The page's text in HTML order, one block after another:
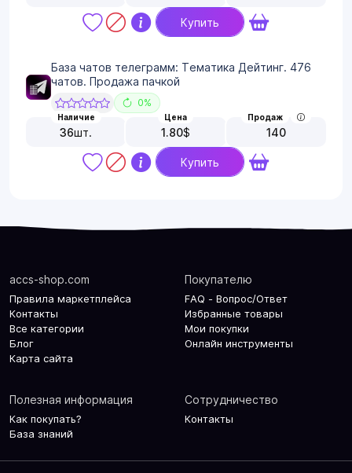
Купить
База чатов телеграмм: Тематика Дейтинг. 476
чатов. Продажа пачкой
0%
Наличие
36шт.
Цена
1.80$
Продаж
140
Купить
accs-shop.com
Правила маркетплейса
Контакты
Все категории
Блог
Карта сайта
Покупателю
FAQ - Вопрос/Ответ
Избранные товары
Мои покупки
Онлайн инструменты
Полезная информация
Как покупать?
База знаний
Сотрудничество
Контакты